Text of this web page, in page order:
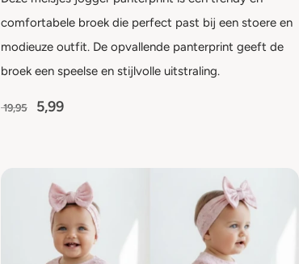
comfortabele broek die perfect past bij een stoere en
modieuze outfit. De opvallende panterprint geeft de
broek een speelse en stijlvolle uitstraling.
19,95 5,99